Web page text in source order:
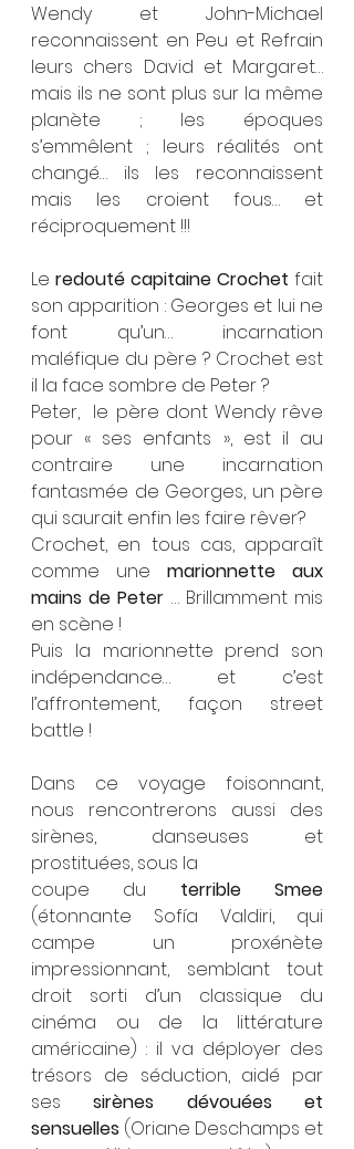
Wendy et John-Michael
reconnaissent en Peu et Refrain
leurs chers David et Margaret…
mais ils ne sont plus sur la même
planète ; les époques
s’emmêlent ; leurs réalités ont
changé… ils les reconnaissent
mais les croient fous… et
réciproquement !!!
Le redouté capitaine Crochet fait
son apparition : Georges et lui ne
font qu’un… incarnation
maléfique du père ? Crochet est
il la face sombre de Peter ?
Peter,  le père dont Wendy rêve
pour « ses enfants », est il au
contraire une incarnation
fantasmée de Georges, un père
qui saurait enfin les faire rêver?
Crochet, en tous cas, apparaît
comme une marionnette aux
mains de Peter … Brillamment mis
en scène !
Puis la marionnette prend son
indépendance… et c’est
l’affrontement, façon street
battle !
Dans ce voyage foisonnant,
nous rencontrerons aussi des
sirènes, danseuses et
prostituées, sous la
coupe du
(étonnante Sofía Valdiri, qui
campe un proxénète
impressionnant, semblant tout
droit sorti d’un classique du
cinéma ou de la littérature
américaine) : il va déployer des
trésors de séduction, aidé par
ses sirènes dévouées et
sensuelles (Oriane Deschamps et